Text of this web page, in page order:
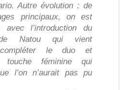
Autre évolution : de
principaux, on est
l’introduction du
de Natou qui vient
compléter le duo et
touche féminine qui
l’on n’aurait pas pu